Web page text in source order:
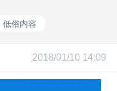
低俗内容
2018/01/10 14:09